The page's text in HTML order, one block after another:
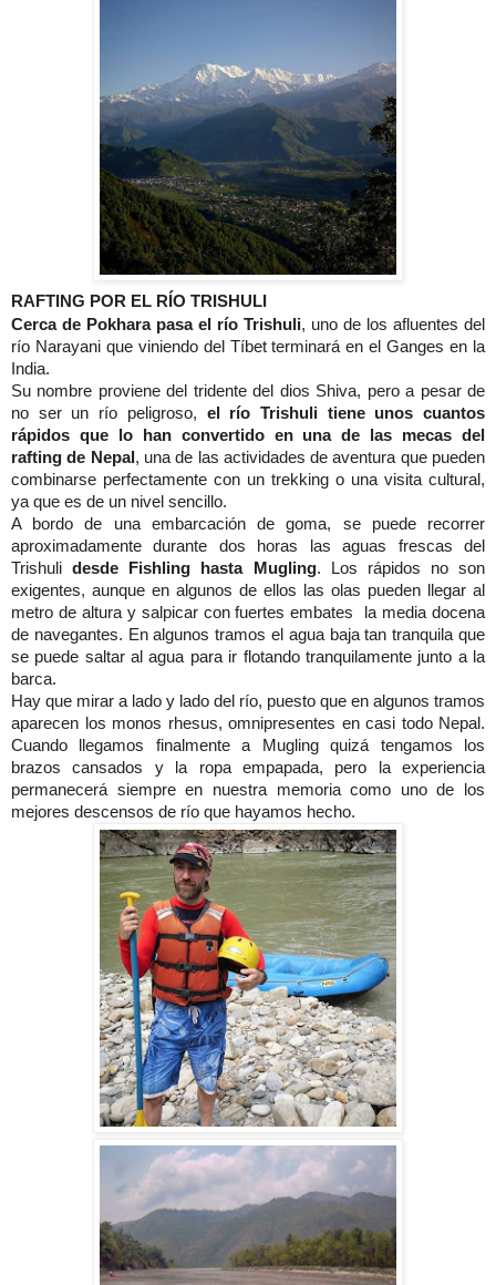
RAFTING POR EL RÍO TRISHULI
Cerca de Pokhara pasa el río Trishuli, uno de los afluentes del
río Narayani que viniendo del Tíbet terminará en el Ganges en la
India.
Su nombre proviene del tridente del dios Shiva, pero a pesar de
no ser un río peligroso, el río Trishuli tiene unos cuantos
rápidos que lo han convertido en una de las mecas del
rafting de Nepal , una de las actividades de aventura que pueden
combinarse perfectamente con un trekking o una visita cultural,
ya que es de un nivel sencillo.
A bordo de una embarcación de goma, se puede recorrer
aproximadamente durante dos horas las aguas frescas del
Trishulidesde Fishling hasta Mugling. Los rápidos no son
exigentes, aunque en algunos de ellos las olas pueden llegar al
metro de altura y salpicar con fuertes embates la media docena
de navegantes. En algunos tramos el agua baja tan tranquila que
se puede saltar al agua para ir flotando tranquilamente junto a la
barca.
Hay que mirar a lado y lado del río, puesto que en algunos tramos
aparecen los monos rhesus, omnipresentes en casi todo Nepal.
Cuando llegamos finalmente a Mugling quizá tengamos los
brazos cansados y la ropa empapada, pero la experiencia
permanecerá siempre en nuestra memoria como uno de los
mejores descensos de río que hayamos hecho.